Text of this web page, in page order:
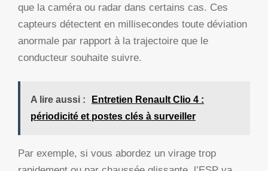
que la caméra ou radar dans certains cas. Ces
capteurs détectent en millisecondes toute déviation
anormale par rapport à la trajectoire que le
conducteur souhaite suivre.
A lire aussi :
Entretien Renault Clio 4 :
périodicité et postes clés à surveiller
Par exemple, si vous abordez un virage trop